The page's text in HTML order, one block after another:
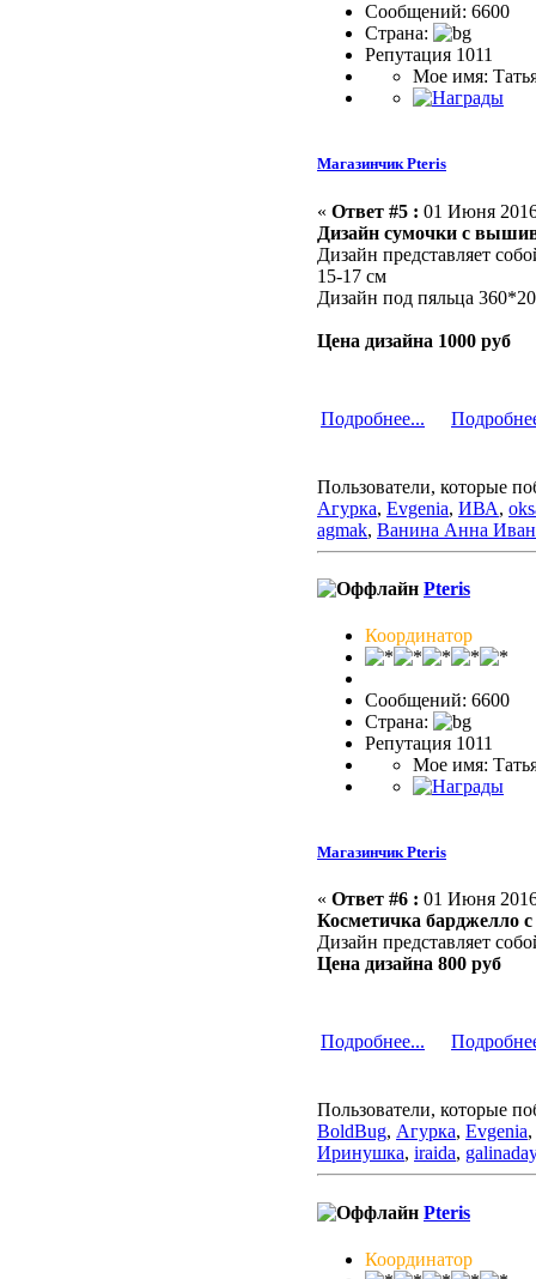
Сообщений: 6600
Страна:
Репутация 1011
Мое имя:
Магазинчик Pteris
« Ответ #5 : 01 Июня
Дизайн сумочки с
Дизайн представляет
15-17 см
Дизайн под пяльца
Цена дизайна 1000 руб
Подробнее...
Пользователи, которые
Агурка, Evgenia, ИВА,
agmak, Ванина Анна
Pteris
Координатор
Сообщений: 6600
Страна:
Репутация 1011
Мое имя:
Магазинчик Pteris
« Ответ #6 : 01 Июня
Косметичка барджелло
Дизайн представляет
Цена дизайна 800 руб
Подробнее...
Пользователи, которые
BoldBug, Агурка, Evgenia,
Иринушка, iraida,
Pteris
Координатор